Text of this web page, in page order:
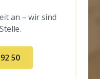
an – wir sind
50